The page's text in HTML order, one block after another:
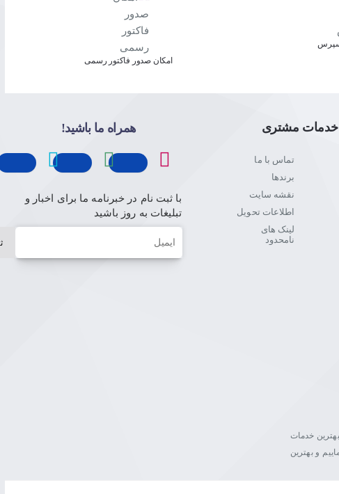
امکان صدور فاکتور رسمی
خدمات مشتری
تماس با ما
برندها
نقشه سایت
اطلاعات تحویل
لینک های
نامحدود
همراه ما باشید!
با ثبت نام در خبرنامه ما برای اخبار و
تبلیغات به روز باشید
ایمیل
بهترین خدمات
و بهترین